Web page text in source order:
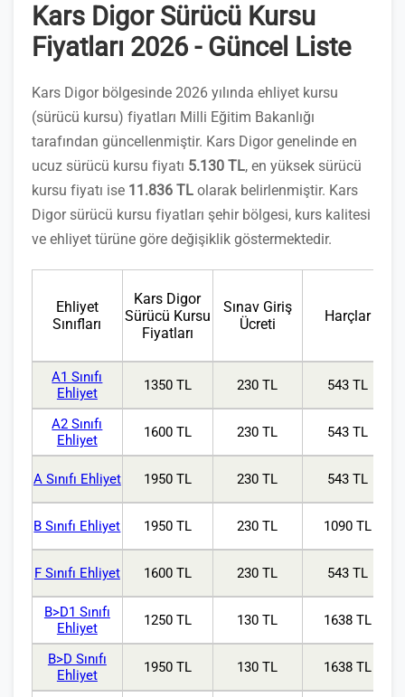
Kars Digor Sürücü Kursu
Fiyatları 2026 - Güncel Liste
Kars Digor bölgesinde 2026 yılında ehliyet kursu
(sürücü kursu) fiyatları Milli Eğitim Bakanlığı
tarafından güncellenmiştir. Kars Digor genelinde en
ucuz sürücü kursu fiyatı 5.130 TL, en yüksek sürücü
kursu fiyatı ise 11.836 TL olarak belirlenmiştir. Kars
Digor sürücü kursu fiyatları şehir bölgesi, kurs kalitesi
ve ehliyet türüne göre değişiklik göstermektedir.
Ehliyet
Sınıfları
Kars Digor
Sürücü Kursu
Fiyatları
Sınav Giriş
Ücreti
Harçlar
A1 Sınıfı
Ehliyet
1350 TL 230 TL 543 TL
A2 Sınıfı
Ehliyet
1600 TL 230 TL 543 TL
A Sınıfı Ehliyet 1950 TL 230 TL 543 TL
B Sınıfı Ehliyet 1950 TL 230 TL 1090 TL
F Sınıfı Ehliyet 1600 TL 230 TL 543 TL
B>D1 Sınıfı
Ehliyet
1250 TL 130 TL 1638 TL
B>D Sınıfı
Ehliyet
1950 TL 130 TL 1638 TL